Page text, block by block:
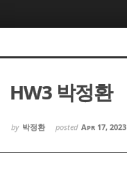
HW3 박정환
by 박정환 posted Apr 17, 2023